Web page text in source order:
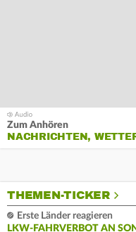
Zum Anhören
NACHRICHTEN,
THEMEN-TICKER
Erste Länder reagieren
LKW-FAHRVERBOT AN